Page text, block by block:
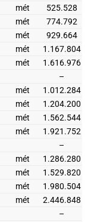
mét
525.528
mét
774.792
mét
929.664
mét
1.167.804
mét
1.616.976
–
mét
1.012.284
mét
1.204.200
mét
1.562.544
mét
1.921.752
–
mét
1.286.280
mét
1.529.820
mét
1.980.504
mét
2.446.848
–